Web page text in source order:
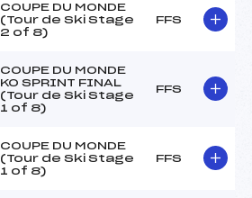
COUPE DU MONDE
(Tour de Ski Stage
2 of 8)
FFS
COUPE DU MONDE
KO SPRINT FINAL
(Tour de Ski Stage
1 of 8)
FFS
COUPE DU MONDE
(Tour de Ski Stage
1 of 8)
FFS